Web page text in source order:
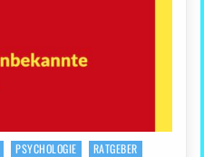
PSYCHOLOGIE
RATGEBER